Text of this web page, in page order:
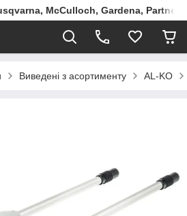
McCulloch, Gardena, Partner
Виведені з асортименту AL-KO